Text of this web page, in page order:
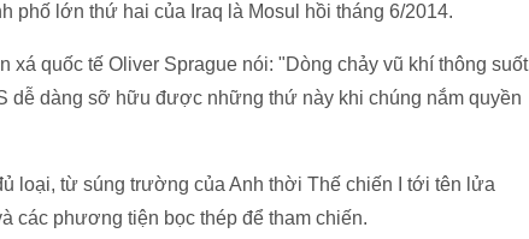
phố lớn thứ hai của Iraq là Mosul hồi tháng 6/2014.
quốc tế Oliver Sprague nói: "Dòng chảy vũ khí thông suốt
dễ dàng sỡ hữu được những thứ này khi chúng nắm quyền
loại, từ súng trường của Anh thời Thế chiến I tới tên lửa
các phương tiện bọc thép để tham chiến.